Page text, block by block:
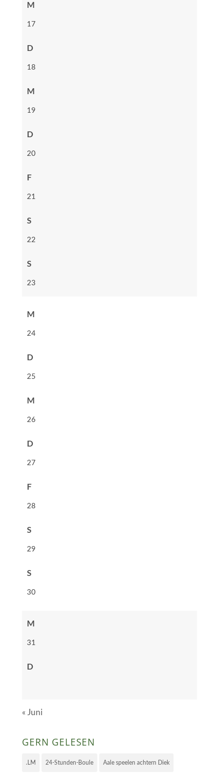
M
17
D
18
M
19
D
20
F
21
S
22
S
23
M
24
D
25
M
26
D
27
F
28
S
29
S
30
M
31
D
« Juni
GERN GELESEN
.LM 24-Stunden-Boule Aale speelen achtern Diek